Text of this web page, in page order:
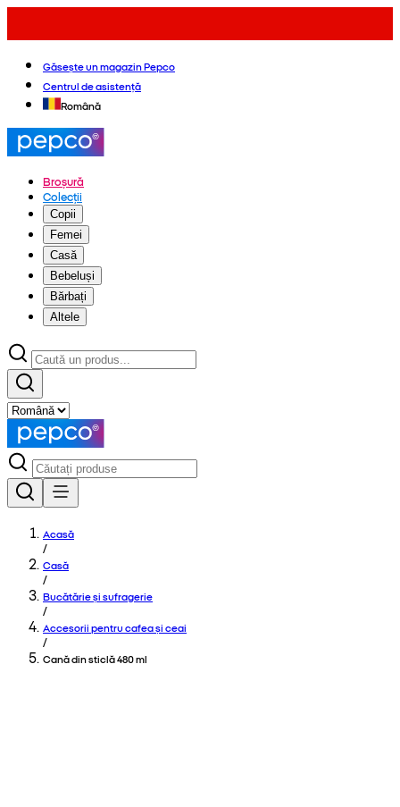
Găsește un magazin Pepco
Centrul de asistență
Română
Broșură
Colecții
Copii
Femei
Casă
Bebeluși
Bărbați
Altele
Acasă
/
Casă
/
Bucătărie și sufragerie
/
Accesorii pentru cafea și ceai
/
Cană din sticlă 480 ml